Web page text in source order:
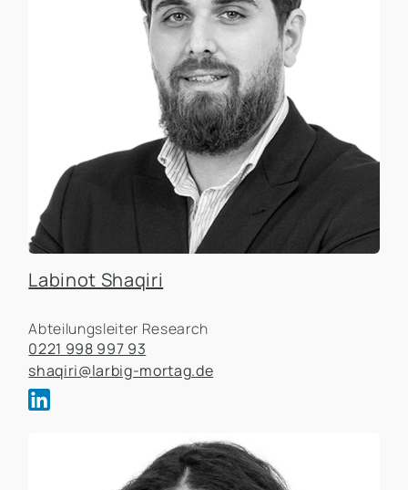
Labinot Shaqiri
Abteilungsleiter Research
0221 998 997 93
shaqiri@larbig-mortag.de